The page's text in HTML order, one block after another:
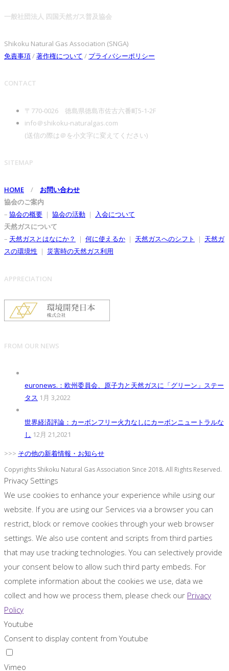
一般社団法人 四国天然ガス普及協会
Shikoku Natural Gas Association (SNGA)
免責事項/著作権について / プライバシーポリシー
CONTACT
〒770-0026 徳島県徳島市佐古六番町5-1-2F
info＠shikoku-naturalgas.com
(送信の際は＠を小文字に変えてください)
SITEMAP
HOME / お問い合わせ
協会のご案内
– 協会の概要 ｜ 協会の活動 ｜
入会について
天然ガスについて
– 天然ガスとはなにか？ ｜ 何に使えるか ｜ 天然ガスへのシフト ｜ 天然ガ
スの環境性 ｜ 災害時の天然ガス利用
APPRECIATION
FROM OUR NEWS
euronews.：欧州委員会、原子力と天然ガスに「グリーン」ステー
タス 1月 3,2022
世界経済評論：カーボンフリー火力なしにカーボンニュートラルな
し 12月 21,2021
>>> その他の新着情報・お知らせ
Copyrights Shikoku Natural Gas Association Since 2018. All Rights Reserved.
Privacy Settings
We use cookies to enhance your experience while using our
website. If you are using our Services via a browser you can
restrict, block or remove cookies through your web browser
settings. We also use content and scripts from third parties
that may use tracking technologies. You can selectively provide
your consent below to allow such third party embeds. For
complete information about the cookies we use, data we
collect and how we process them, please check our Privacy
Policy
Youtube
Consent to display content from Youtube
Vimeo